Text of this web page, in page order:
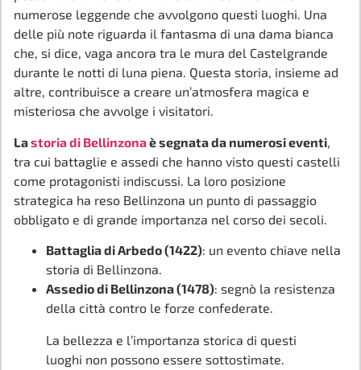
numerose leggende che avvolgono questi luoghi. Una
delle più note riguarda il fantasma di una dama bianca
che, si dice, vaga ancora tra le mura del Castelgrande
durante le notti di luna piena. Questa storia, insieme ad
altre, contribuisce a creare un’atmosfera magica e
misteriosa che avvolge i visitatori.
Lastoria di Bellinzonaè segnata da numerosi eventi
tra cui battaglie e assedi che hanno visto questi castelli
come protagonisti indiscussi. La loro posizione
strategica ha reso Bellinzona un punto di passaggio
obbligato e di grande importanza nel corso dei secoli.
Battaglia di Arbedo (1422): un evento chiave nella
storia di Bellinzona.
Assedio di Bellinzona (1478): segnò la resistenza
della città contro le forze confederate.
La bellezza e l’importanza storica di questi
luoghi non possono essere sottostimate.